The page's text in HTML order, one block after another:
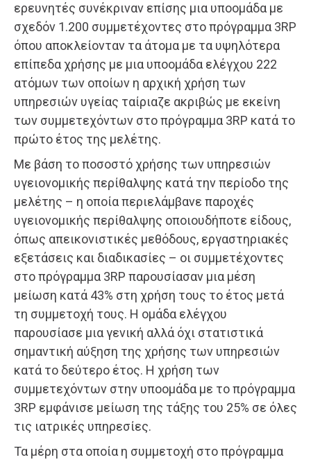
ερευνητές συνέκριναν επίσης μια υποομάδα με
σχεδόν 1.200 συμμετέχοντες στο πρόγραμμα 3RP
όπου αποκλείονταν τα άτομα με τα υψηλότερα
επίπεδα χρήσης με μια υποομάδα ελέγχου 222
ατόμων των οποίων η αρχική χρήση των
υπηρεσιών υγείας ταίριαζε ακριβώς με εκείνη
των συμμετεχόντων στο πρόγραμμα 3RP κατά το
πρώτο έτος της μελέτης.
Με βάση το ποσοστό χρήσης των υπηρεσιών
υγειονομικής περίθαλψης κατά την περίοδο της
μελέτης – η οποία περιελάμβανε παροχές
υγειονομικής περίθαλψης οποιουδήποτε είδους,
όπως απεικονιστικές μεθόδους, εργαστηριακές
εξετάσεις και διαδικασίες – οι συμμετέχοντες
στο πρόγραμμα 3RP παρουσίασαν μια μέση
μείωση κατά 43% στη χρήση τους το έτος μετά
τη συμμετοχή τους. Η ομάδα ελέγχου
παρουσίασε μια γενική αλλά όχι στατιστικά
σημαντική αύξηση της χρήσης των υπηρεσιών
κατά το δεύτερο έτος. Η χρήση των
συμμετεχόντων στην υποομάδα με το πρόγραμμα
3RP εμφάνισε μείωση της τάξης του 25% σε όλες
τις ιατρικές υπηρεσίες.
Τα μέρη στα οποία η συμμετοχή στο πρόγραμμα